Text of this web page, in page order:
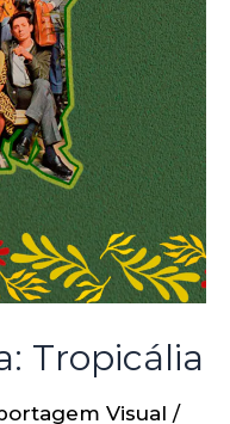
Tropicália
Visual /